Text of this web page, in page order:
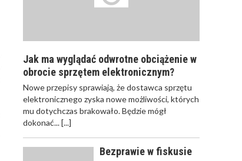
PRACOWNIKÓW?
JAK POWINNO
WYGLĄDAĆ
PRAWIDŁOWE
SZKOLENIE
CZĘŚĆ PIERWSZA!
Jak ma wyglądać odwrotne obciążenie w
obrocie sprzętem elektronicznym?
Nowe przepisy sprawiają, że dostawca sprzętu
elektronicznego zyska nowe możliwości, których
mu dotychczas brakowało. Będzie mógł
dokonać...[...]
Bezprawie w fiskusie